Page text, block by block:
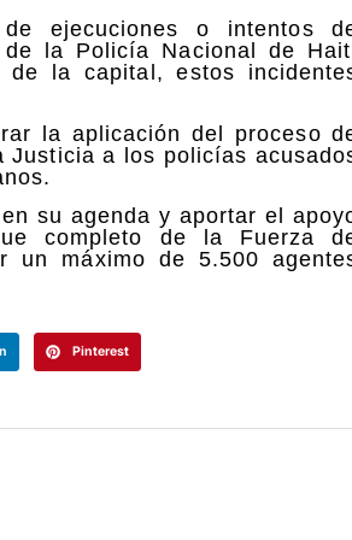
ejecuciones o intentos
la Policía Nacional de
de la capital, estos
la aplicación del proceso
a los policías
su agenda y aportar el
completo de la Fuerza
un máximo de 5.500
Pinterest